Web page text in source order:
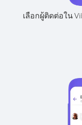
เลือกผู้ติดต่อใน